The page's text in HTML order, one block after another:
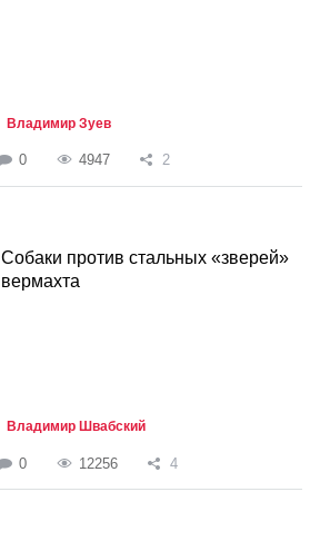
Владимир Зуев
0 4947 2
Собаки против стальных «зверей»
вермахта
Владимир Швабский
0 12256 4